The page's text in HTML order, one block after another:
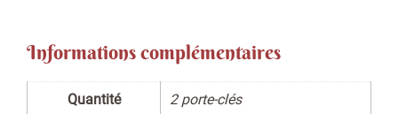
Informations complémentaires
Quantité 2 porte-clés